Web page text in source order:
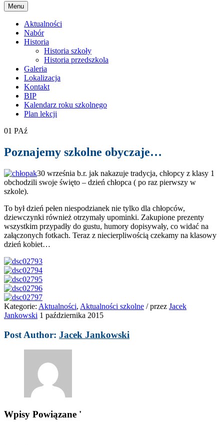
Menu Przejdź
do
treści
Aktualności
Nabór
Historia
Historia szkoły
Historia przedszkola
Galeria
Lokalizacja
Kontakt
BIP
Kalendarz roku szkolnego
Plan lekcji
01 PAź
Poznajemy szkolne obyczaje…
30 września b.r. jak nakazuje tradycja, chłopcy z klasy 1
obchodzili swoje święto – dzień chłopca ( po raz pierwszy w
szkole).
To był dzień pełen niespodzianek nie tylko dla chłopców,
dziewczynki również otrzymały upominki. Zakupione prezenty
wszystkim przypadły do gustu, humory dopisywały, co widać na
załączonych fotkach. Teraz z niecierpliwością czekamy na klasowy
dzień kobiet…
Kategorie: Aktualności, Aktualności szkolne /przez Jacek
Jankowski 1 października 2015
Post Author: Jacek Jankowski
Wpisy Powiązane '